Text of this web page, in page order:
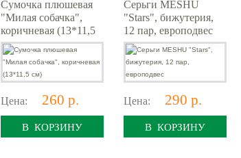
Сумочка плюшевая
"Милая собачка",
коричневая (13*11,5
см)
Цена: 260 р.
В КОРЗИНУ
Серьги MESHU
"Stars", бижутерия,
12 пар, европодвес
Цена: 290 р.
В КОРЗИНУ